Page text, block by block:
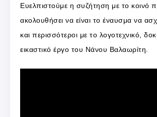
Ευελπιστούμε η συζήτηση με το κοινό
ακολουθήσει να είναι το έναυσμα να
και περισσότεροι με το λογοτεχνικό,
εικαστικό έργο του Νάνου Βαλαωρίτη.